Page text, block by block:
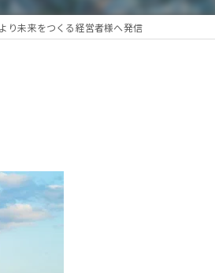
り未来をつくる経営者様へ発信